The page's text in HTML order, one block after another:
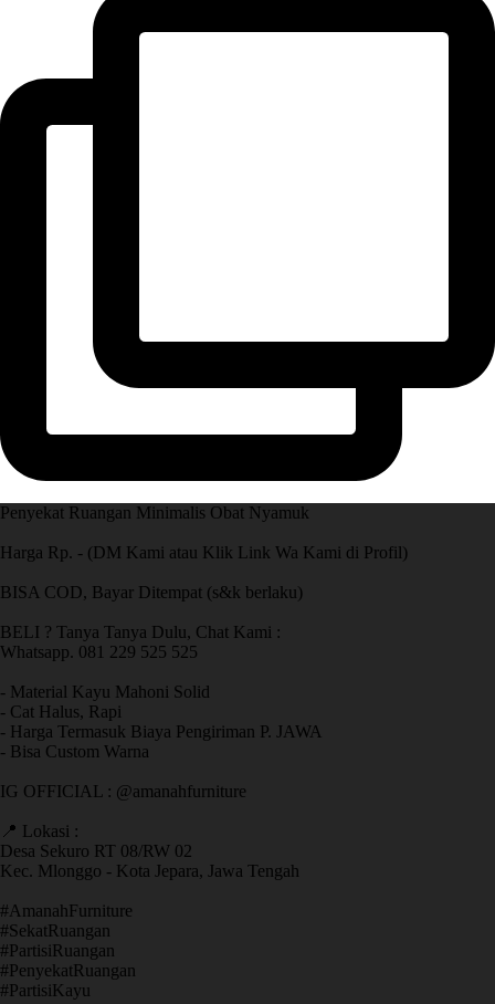
Penyekat Ruangan Minimalis Obat Nyamuk
Harga Rp. - (DM Kami atau Klik Link Wa Kami di Profil)
BISA COD, Bayar Ditempat (s&k berlaku)
BELI ? Tanya Tanya Dulu, Chat Kami :
Whatsapp. 081 229 525 525
- Material Kayu Mahoni Solid
- Cat Halus, Rapi
- Harga Termasuk Biaya Pengiriman P. JAWA
- Bisa Custom Warna
IG OFFICIAL : @amanahfurniture
📍 Lokasi :
Desa Sekuro RT 08/RW 02
Kec. Mlonggo - Kota Jepara, Jawa Tengah
​#AmanahFurniture
​#SekatRuangan
​#PartisiRuangan
​#PenyekatRuangan
​#PartisiKayu